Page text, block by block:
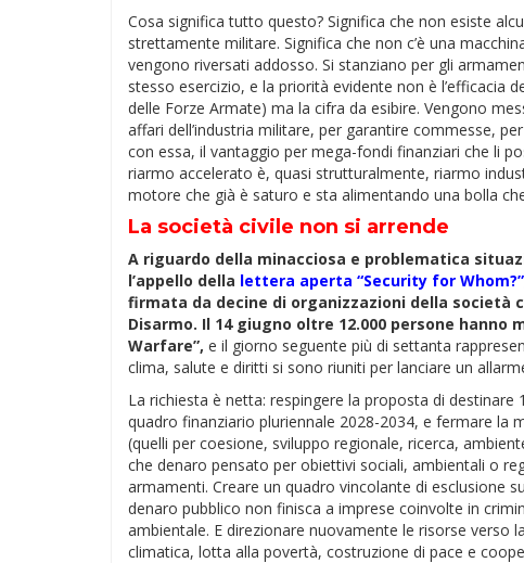
Cosa significa tutto questo? Significa che non esiste
strettamente militare. Significa che non c’è una
vengono riversati addosso. Si stanziano per gli
stesso esercizio, e la priorità evidente non è l’efficacia
delle Forze Armate) ma la cifra da esibire. Vengono
affari dell’industria militare, per garantire commesse,
con essa, il vantaggio per mega-fondi finanziari che li
riarmo accelerato è, quasi strutturalmente, riarmo
motore che già è saturo e sta alimentando una bolla
La società civile non si arrende
A riguardo della minacciosa e problematica
l’appello della lettera aperta “Security for
firmata da decine di organizzazioni della società
Disarmo. Il 14 giugno oltre 12.000 persone
Warfare”, e il giorno seguente più di settanta
clima, salute e diritti si sono riuniti per lanciare un
La richiesta è netta: respingere la proposta di
quadro finanziario pluriennale 2028-2034, e fermare la
(quelli per coesione, sviluppo regionale, ricerca,
che denaro pensato per obiettivi sociali, ambientali o
armamenti. Creare un quadro vincolante di esclusione
denaro pubblico non finisca a imprese coinvolte in
ambientale. E direzionare nuovamente le risorse verso
climatica, lotta alla povertà, costruzione di pace e